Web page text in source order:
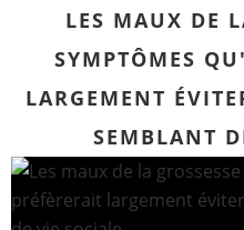
LES MAUX DE
SYMPTÔMES
LARGEMENT
SEMBLANT